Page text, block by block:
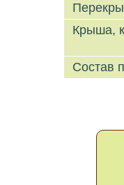
Крыша,
Состав